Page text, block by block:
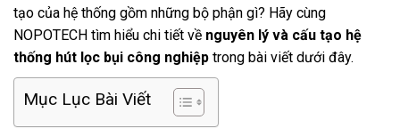
tạo của hệ thống gồm những bộ phận gì? Hãy cùng
NOPOTECH tìm hiểu chi tiết về nguyên lý và cấu tạo hệ
thống hút lọc bụi công nghiệp trong bài viết dưới đây.
Mục Lục Bài Viết